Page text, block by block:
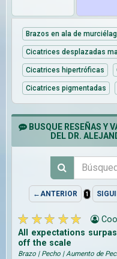
Brazos en ala de
Cicatrices desplazadas
Cicatrices hipertróficas
Cicatrices pigmentadas
BUSQUE RESEÑAS Y
DEL DR.
←ANTERIOR 1
All expectations
off the scale
Brazo | Pecho | Aumento de